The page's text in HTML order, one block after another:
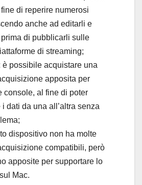
di reperire numerosi
anche ad editarli e
di pubblicarli sulle
di streaming;
è possibile acquistare una
apposita per
console, al fine di poter
i dati da una all’altra senza
dispositivo non ha molte
compatibili, però
apposite per supportare lo
Mac.